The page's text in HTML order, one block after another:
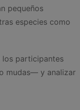
pequeños
especies como
los participantes
mudas— y analizar